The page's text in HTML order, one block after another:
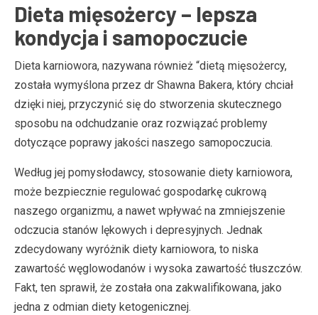
Dieta mięsożercy – lepsza
kondycja i samopoczucie
Dieta karniowora, nazywana również “dietą mięsożercy,
została wymyślona przez dr Shawna Bakera, który chciał
dzięki niej, przyczynić się do stworzenia skutecznego
sposobu na odchudzanie oraz rozwiązać problemy
dotyczące poprawy jakości naszego samopoczucia.
Według jej pomysłodawcy, stosowanie diety karniowora,
może bezpiecznie regulować gospodarkę cukrową
naszego organizmu, a nawet wpływać na zmniejszenie
odczucia stanów lękowych i depresyjnych. Jednak
zdecydowany wyróżnik diety karniowora, to niska
zawartość węglowodanów i wysoka zawartość tłuszczów.
Fakt, ten sprawił, że została ona zakwalifikowana, jako
jedna z odmian diety ketogenicznej.